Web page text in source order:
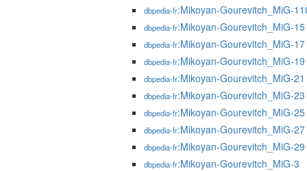
dbpedia-fr:Mikoyan-Gourevitch_MiG-
dbpedia-fr:Mikoyan-Gourevitch_MiG-15
dbpedia-fr:Mikoyan-Gourevitch_MiG-17
dbpedia-fr:Mikoyan-Gourevitch_MiG-19
dbpedia-fr:Mikoyan-Gourevitch_MiG-21
dbpedia-fr:Mikoyan-Gourevitch_MiG-23
dbpedia-fr:Mikoyan-Gourevitch_MiG-25
dbpedia-fr:Mikoyan-Gourevitch_MiG-27
dbpedia-fr:Mikoyan-Gourevitch_MiG-29
dbpedia-fr:Mikoyan-Gourevitch_MiG-3